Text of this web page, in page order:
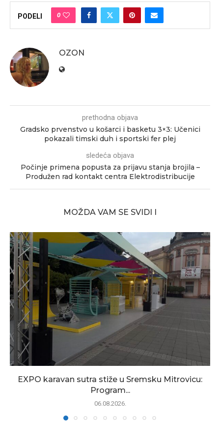
PODELI 0
OZON
prethodna objava
Gradsko prvenstvo u košarci i basketu 3×3: Učenici
pokazali timski duh i sportski fer plej
sledeća objava
Počinje primena popusta za prijavu stanja brojila –
Produžen rad kontakt centra Elektrodistribucije
MOŽDA VAM SE SVIDI I
EXPO karavan sutra stiže u Sremsku Mitrovicu:
Program...
06.08.2026.